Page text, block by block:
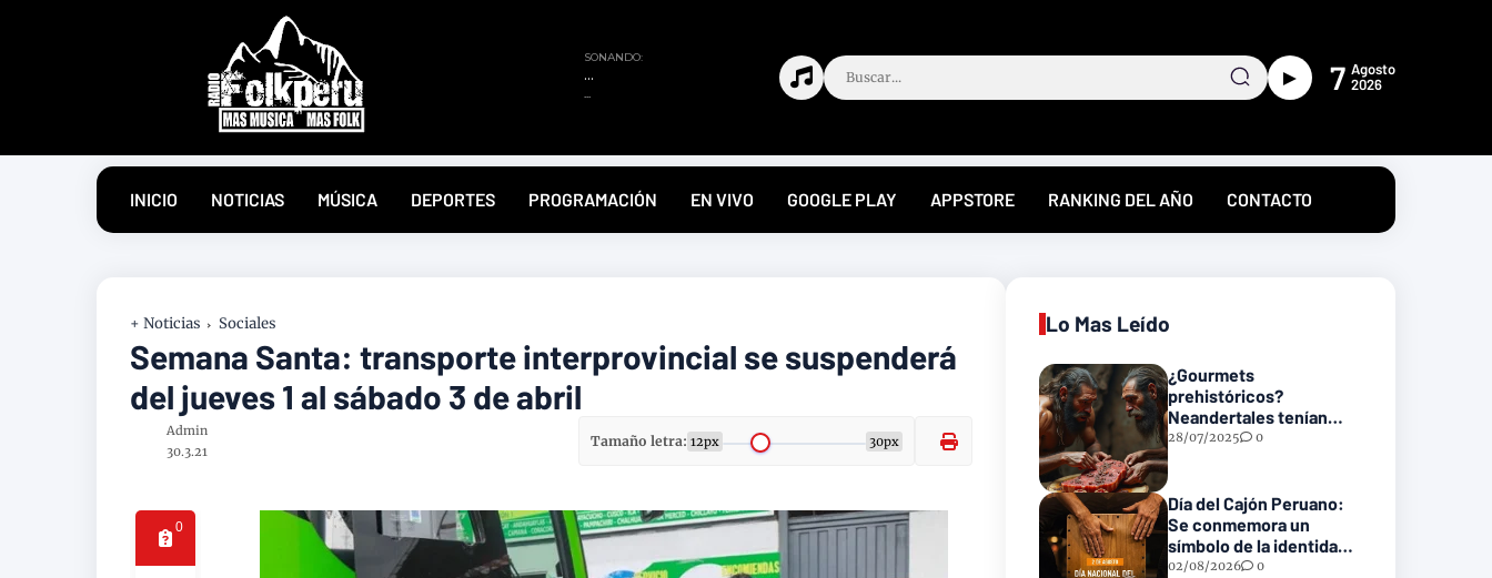
► 7 Agosto
2026
INICIO NOTICIAS MÚSICA DEPORTES PROGRAMACIÓN EN VIVO GOOGLE PLAY APPSTORE RANKING DEL AÑO CONTACTO
+ Noticias Sociales
Semana Santa: transporte interprovincial se suspenderá
del jueves 1 al sábado 3 de abril
Admin
30.3.21
Tamaño letra: 12px 30px
0
Lo Mas Leído
¿Gourmets
prehistóricos?
Neandertales tenían
recetas heredadas… y
28/07/2025 0
Día del Cajón Peruano:
Se conmemora un
símbolo de la identidad
musical nacional
02/08/2026 0